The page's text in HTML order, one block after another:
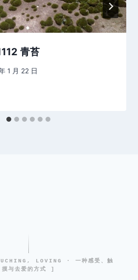
青苔
1 月 22 日
LOVING · 一种感受、触
摸与去爱的方式 ]